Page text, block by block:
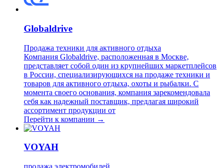
Globaldrive
Продажа техники для активного отдыха
Компания Globaldrive, расположенная в Москве,
представляет собой один из крупнейших маркетплейсов
в России, специализирующихся на продаже техники и
товаров для активного отдыха, охоты и рыбалки. С
момента своего основания, компания зарекомендовала
себя как надежный поставщик, предлагая широкий
ассортимент продукции от
Перейти к компании →
VOYAH